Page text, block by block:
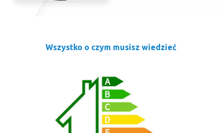
Wszystko o czym musisz wiedzieć